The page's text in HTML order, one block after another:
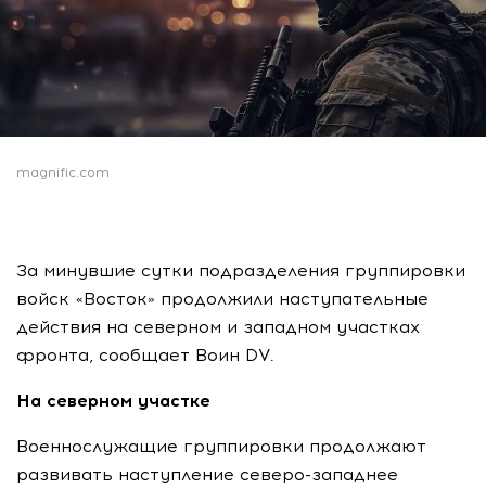
magnific.com
За минувшие сутки подразделения группировки
войск «Восток» продолжили наступательные
действия на северном и западном участках
фронта, сообщает Воин DV.
На северном участке
Военнослужащие группировки продолжают
развивать наступление северо-западнее